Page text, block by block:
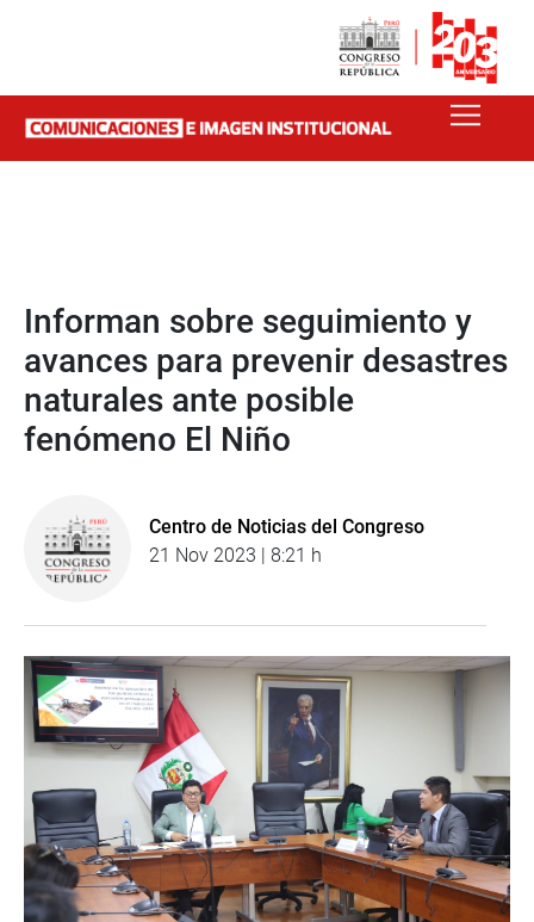
Informan sobre seguimiento y
avances para prevenir desastres
naturales ante posible
fenómeno El Niño
Centro de Noticias del Congreso
21 Nov 2023 | 8:21 h